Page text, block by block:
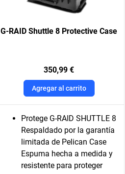
G-RAID Shuttle 8 Protective Case
350,99 €
Agregar al carrito
Protege G-RAID SHUTTLE 8
Respaldado por la garantía
limitada de Pelican Case
Espuma hecha a medida y
resistente para proteger